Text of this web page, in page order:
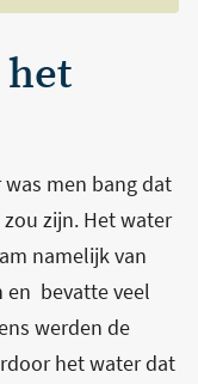
men bang dat
zijn. Het water
namelijk van
en bevatte veel
werden de
het water dat